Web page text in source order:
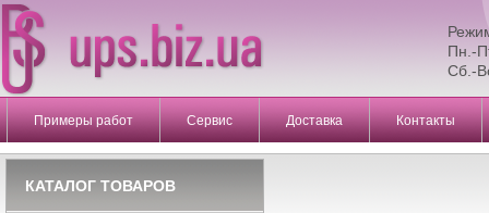
Пн.-
Сб.-
Примеры работ Сервис Доставка Контакты
КАТАЛОГ ТОВАРОВ